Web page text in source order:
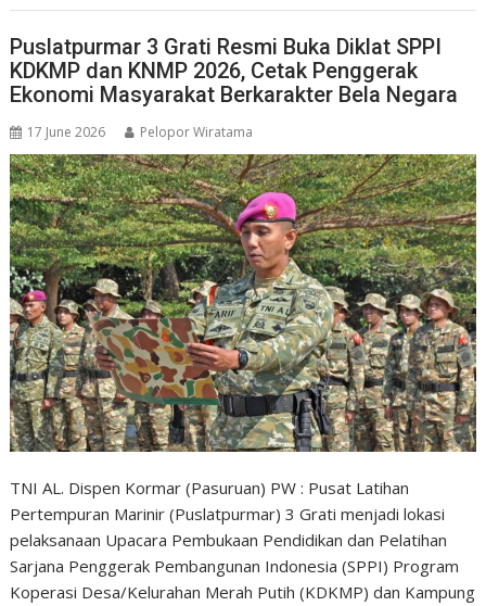
Puslatpurmar 3 Grati Resmi Buka Diklat SPPI
KDKMP dan KNMP 2026, Cetak Penggerak
Ekonomi Masyarakat Berkarakter Bela Negara
17 June 2026 Pelopor Wiratama
TNI AL. Dispen Kormar (Pasuruan) PW : Pusat Latihan
Pertempuran Marinir (Puslatpurmar) 3 Grati menjadi lokasi
pelaksanaan Upacara Pembukaan Pendidikan dan Pelatihan
Sarjana Penggerak Pembangunan Indonesia (SPPI) Program
Koperasi Desa/Kelurahan Merah Putih (KDKMP) dan Kampung